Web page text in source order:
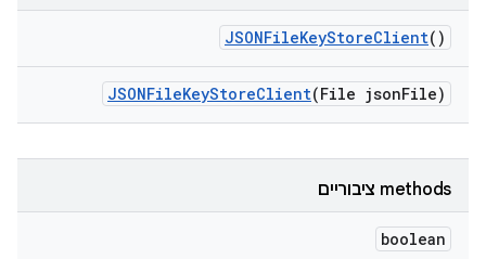
JSONFileKeyStoreClient()
JSONFileKeyStoreClient(File jsonFile)
‫methods ציבוריים
boolean